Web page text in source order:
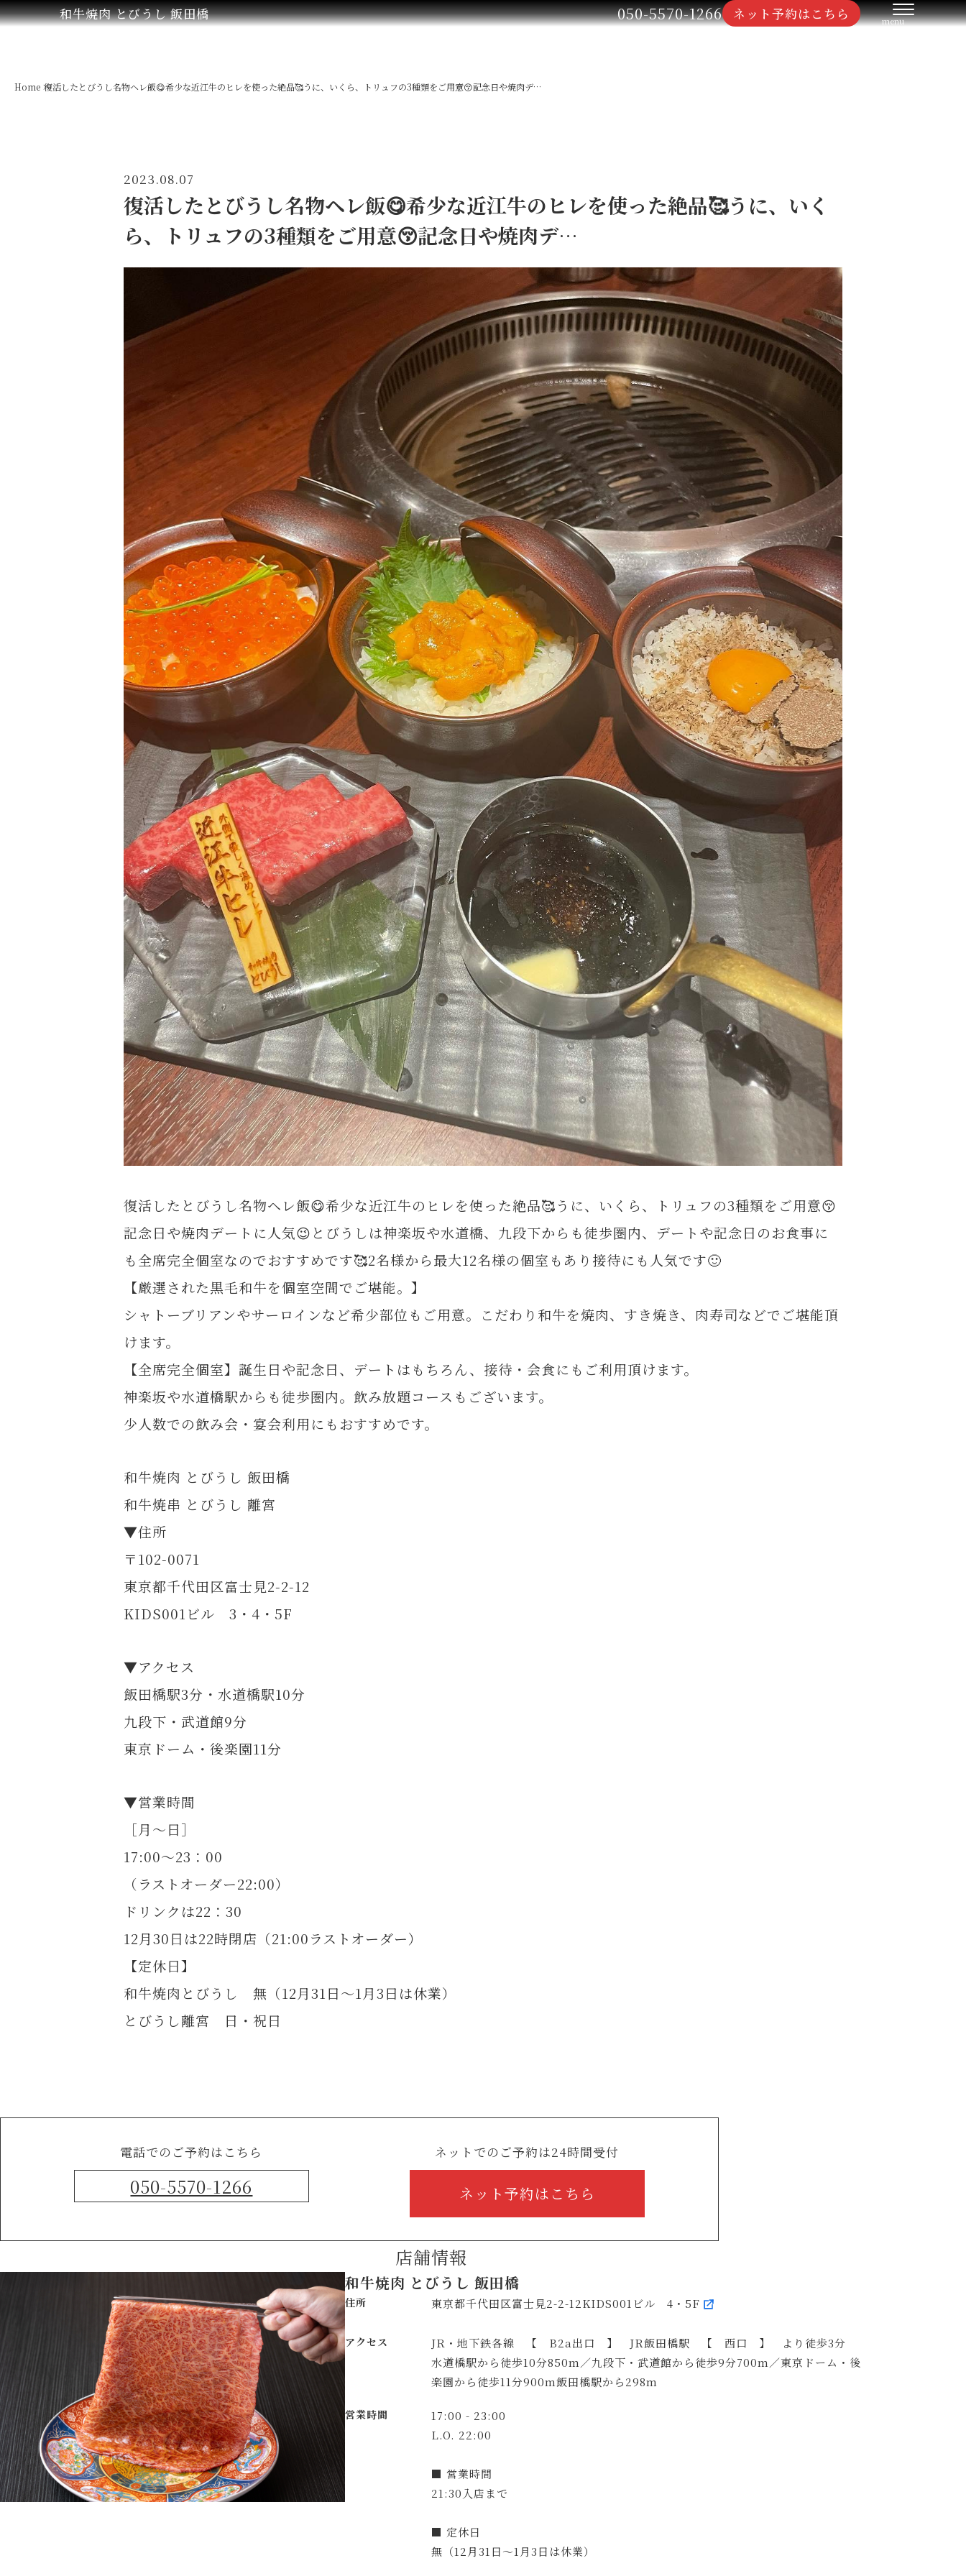
和牛焼肉 とびうし 飯田橋 050-5570-1266 ネット予約はこちら
Home 復活したとびうし名物ヘレ飯😋希少な近江牛のヒレを使った絶品🥰うに、いくら、トリュフの3種類をご用意😚記念日や焼肉デ…
2023.08.07
復活したとびうし名物ヘレ飯😋希少な近江牛のヒレを使った絶品🥰うに、いく
ら、トリュフの3種類をご用意😚記念日や焼肉デ…
復活したとびうし名物ヘレ飯😋希少な近江牛のヒレを使った絶品🥰うに、いくら、トリュフの3種類をご用意😚
記念日や焼肉デートに人気😉とびうしは神楽坂や水道橋、九段下からも徒歩圏内、デートや記念日のお食事に
も全席完全個室なのでおすすめです🥰2名様から最大12名様の個室もあり接待にも人気です🙂
【厳選された黒毛和牛を個室空間でご堪能。】
シャトーブリアンやサーロインなど希少部位もご用意。こだわり和牛を焼肉、すき焼き、肉寿司などでご堪能頂
けます。
【全席完全個室】誕生日や記念日、デートはもちろん、接待・会食にもご利用頂けます。
神楽坂や水道橋駅からも徒歩圏内。飲み放題コースもございます。
少人数での飲み会・宴会利用にもおすすめです。
和牛焼肉 とびうし 飯田橋
和牛焼串 とびうし 離宮
▼住所
〒102-0071
東京都千代田区富士見2-2-12
KIDS001ビル 3・4・5F
▼アクセス
飯田橋駅3分・水道橋駅10分
九段下・武道館9分
東京ドーム・後楽園11分
▼営業時間
［月～日］
17:00～23：00
（ラストオーダー22:00）
ドリンクは22：30
12月30日は22時閉店（21:00ラストオーダー）
【定休日】
和牛焼肉とびうし 無（12月31日～1月3日は休業）
とびうし離宮 日・祝日
電話でのご予約はこちら
050-5570-1266
ネットでのご予約は24時間受付
ネット予約はこちら
店舗情報
和牛焼肉 とびうし 飯田橋
住所 東京都千代田区富士見2-2-12KIDS001ビル 4・5F
アクセス
JR・地下鉄各線 【 B2a出口 】 JR飯田橋駅 【 西口 】 より徒歩3分
水道橋駅から徒歩10分850m／九段下・武道館から徒歩9分700m／東京ドーム・後
楽園から徒歩11分900m飯田橋駅から298m
営業時間
17:00 - 23:00
L.O. 22:00
■ 営業時間
21:30入店まで
■ 定休日
無（12月31日～1月3日は休業）